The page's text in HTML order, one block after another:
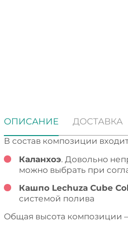
ОПИСАНИЕ ДОСТАВКА
В состав композиции
Каланхоэ. Довольно
можно выбрать при
Кашпо Lechuza Cube
системой полива
Общая высота композиции